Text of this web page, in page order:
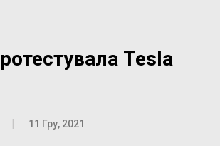
Tesla
| 11 Гру, 2021